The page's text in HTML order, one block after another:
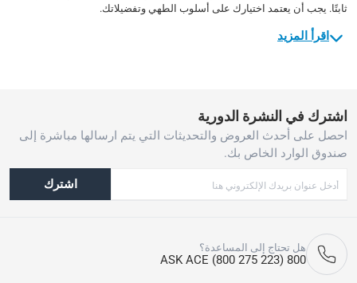
ثابتًا. يجب أن يعتمد اختيارك على أسلوب الطهي وتفضيلاتك.
اقرأ المزيد
اشترك في النشرة الدورية
احصل على أحدث العروض والتحديثات التي يتم ارسالها مباشرة إلى
صندوق الوارد الخاص بك.
اشترك
هل تحتاج إلى المساعدة؟
800 ASK ACE (800 275 223)